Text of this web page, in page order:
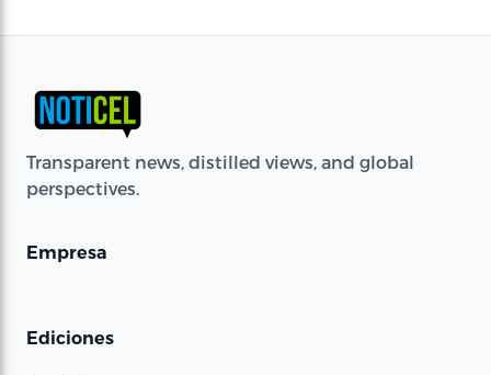
Transparent news, distilled views, and global
perspectives.
Empresa
Ediciones